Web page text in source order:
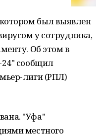
был выявлен
у сотрудника,
Об этом в
24" сообщил
лиги (РПЛ)
"Уфа"
местного